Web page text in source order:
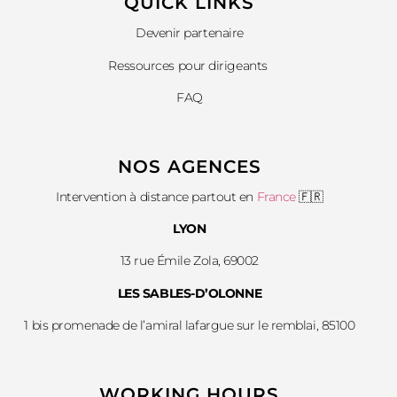
Devenir partenaire
Ressources pour dirigeants
FAQ
NOS AGENCES
Intervention à distance partout en France🇫🇷
LYON
13 rue Émile Zola, 69002
LES SABLES-D’OLONNE
1 bis promenade de l’amiral lafargue sur le remblai, 85100